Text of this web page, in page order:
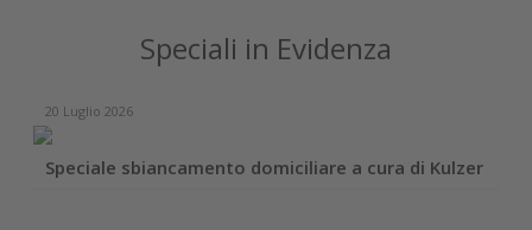
Speciali in Evidenza
20 Luglio 2026
Speciale sbiancamento domiciliare a cura di Kulzer